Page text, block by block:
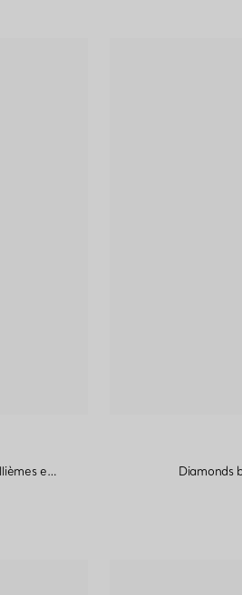
Bague Éternité tour complet en platine 950 millièmes et diamants. Largeur Diamonds